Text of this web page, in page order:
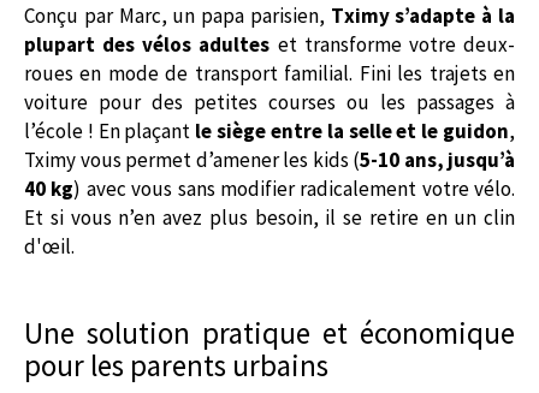
Conçu par Marc, un papa parisien, Tximy s’adapte à la
plupart des vélos adultes et transforme votre deux-
roues en mode de transport familial. Fini les trajets en
voiture pour des petites courses ou les passages à
l’école ! En plaçant le siège entre la selle et le guidon,
Tximy vous permet d’amener les kids (5-10 ans, jusqu’à
40 kg) avec vous sans modifier radicalement votre vélo.
Et si vous n’en avez plus besoin, il se retire en un clin
d'œil.
Une solution pratique et économique
pour les parents urbains